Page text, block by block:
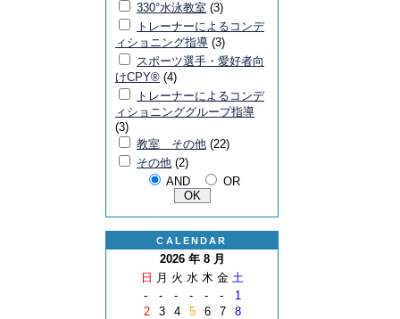
330°水泳教室 (3)
トレーナーによるコンデ
ィショニング指導 (3)
スポーツ選手・愛好者向
けCPY® (4)
トレーナーによるコンデ
ィショニンググループ指導
(3)
教室 その他 (22)
その他 (2)
AND
OR
CALENDAR
2026 年 8 月
日 月 火 水 木 金 土
-
- - - - -
1
2
3 4 5 6 7
8